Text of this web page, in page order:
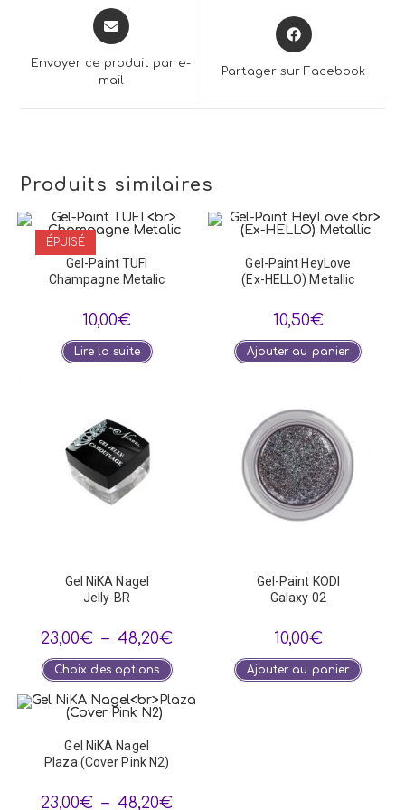
Opens
in
new
Envoyer ce produit par e-
mail
Opens
in
Partager sur Facebook
Produits similaires
ÉPUISÉ
Gel-Paint TUFI
Champagne Metalic
10,00€
Lire la suite
Gel-Paint HeyLove
(Ex-HELLO) Metallic
10,50€
Ajouter au panier
Gel NiKA Nagel
Jelly-BR
23,00€ – 48,20€Plage
23,00€
48,20€
Choix des options
produit
plusieurs
la
Gel-Paint KODI
Galaxy 02
10,00€
Ajouter au panier
Gel NiKA Nagel
Plaza (Cover Pink N2)
23,00€ – 48,20€Plage